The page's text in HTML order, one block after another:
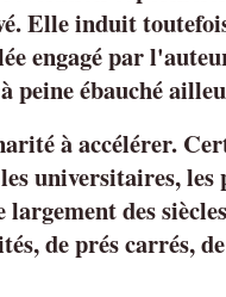
Elle induit
engagé par
peine ébauché
à accélérer.
universitaires, les
largement des
de prés carrés, de